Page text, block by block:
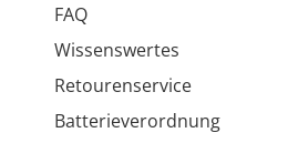
FAQ
Wissenswertes
Retourenservice
Batterieverordnung